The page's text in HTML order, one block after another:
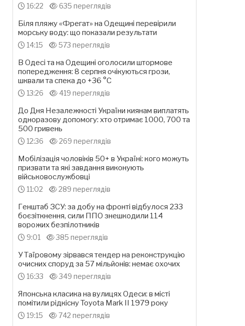
16:22 635 переглядів
Біля пляжу «Фрегат» на Одещині перевірили
морську воду: що показали результати
14:15 573 переглядів
В Одесі та на Одещині оголосили штормове
попередження: 8 серпня очікуються грози,
шквали та спека до +36 °С
13:26 419 переглядів
До Дня Незалежності України киянам виплатять
одноразову допомогу: хто отримає 1000, 700 та
500 гривень
12:36 269 переглядів
Мобілізація чоловіків 50+ в Україні: кого можуть
призвати та які завдання виконують
військовослужбовці
11:02 289 переглядів
Генштаб ЗСУ: за добу на фронті відбулося 233
боєзіткнення, сили ППО знешкодили 114
ворожих безпілотників
9:01 385 переглядів
У Таїровому зірвався тендер на реконструкцію
очисних споруд за 57 мільйонів: немає охочих
16:33 349 переглядів
Японська класика на вулицях Одеси: в місті
помітили рідкісну Toyota Mark II 1979 року
19:15 742 переглядів